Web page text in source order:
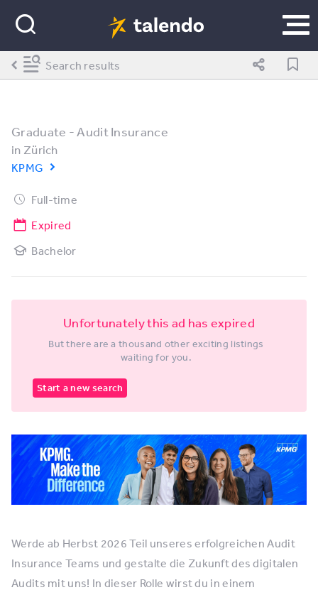
Graduate - Audit Insurance
in Zürich
KPMG
Full-time
Expired
Bachelor
Unfortunately this ad has expired
But there are a thousand other exciting listings
waiting for you.
Start a new search
Werde ab Herbst 2026 Teil unseres erfolgreichen Audit
Insurance Teams und gestalte die Zukunft des digitalen
Audits mit uns! In dieser Rolle wirst du in einem
Search results